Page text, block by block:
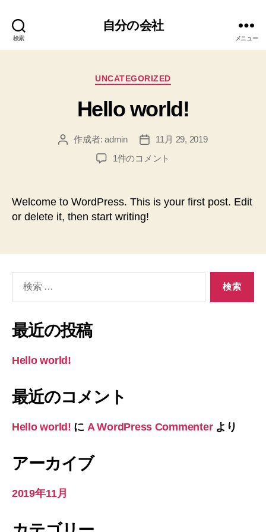
検索
自分の会社
メニュー
カ
ゴ
リ
UNCATEGORIZED
Hello world!
投
作成者:admin
投
稿
11月 29, 2019
Hello
1件のコメント
Welcome to WordPress. This is your first post. Edit
or delete it, then start writing!
象:
最近の投稿
Hello world!
最近のコメント
Hello world! に A WordPress Commenterより
アーカイブ
2019年11月